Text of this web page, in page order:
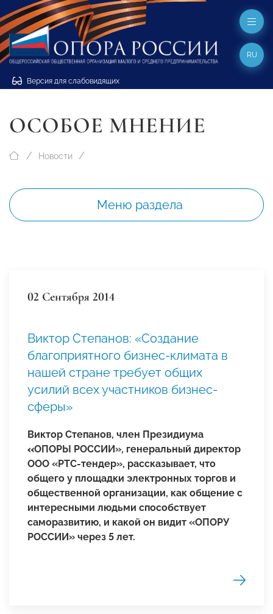
Версия для слабовидящих
RU
ОСОБОЕ МНЕНИЕ
Новости
Меню раздела
02 Сентября 2014
Виктор Степанов: «Создание
благоприятного бизнес-климата в
нашей стране требует общих
усилий всех участников бизнес-
сферы»
Виктор Степанов, член Президиума
«ОПОРЫ РОССИИ», генеральный директор
ООО «РТС-тендер», рассказывает, что
общего у площадки электронных торгов и
общественной организации, как общение с
интересными людьми способствует
саморазвитию, и какой он видит «ОПОРУ
РОССИИ» через 5 лет.